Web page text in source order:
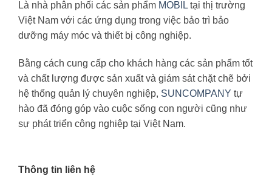
Là nhà phân phối các sản phẩm MOBIL tại thị trường
Việt Nam với các ứng dụng trong việc bảo trì bảo
dưỡng máy móc và thiết bị công nghiệp.
Bằng cách cung cấp cho khách hàng các sản phẩm tốt
và chất lượng được sản xuất và giám sát chặt chẽ bởi
hệ thống quản lý chuyên nghiệp, SUNCOMPANY tự
hào đã đóng góp vào cuộc sống con người cũng như
sự phát triển công nghiệp tại Việt Nam.
Thông tin liên hệ